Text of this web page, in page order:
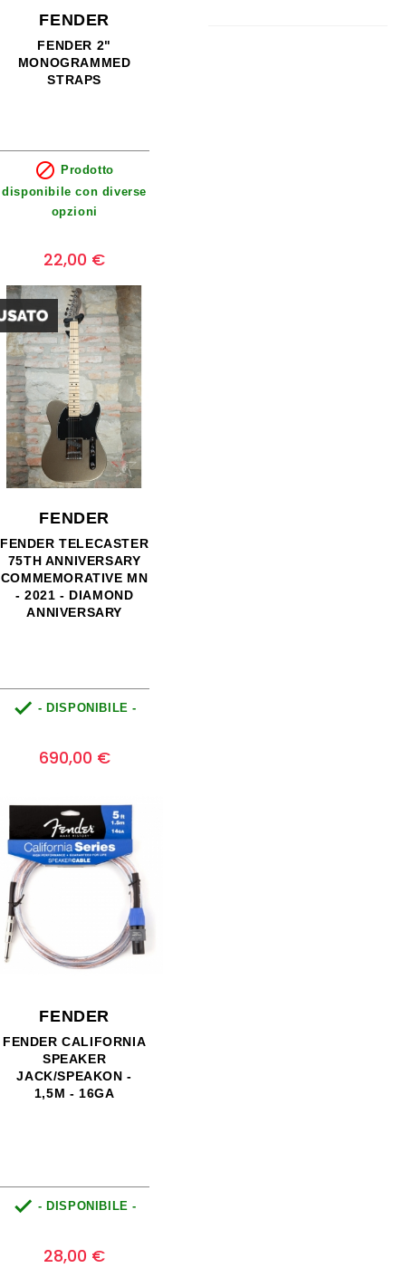
FENDER
FENDER 2"
MONOGRAMMED
STRAPS
 Prodotto
disponibile con diverse
opzioni
22,00 €
FENDER
FENDER TELECASTER
75TH ANNIVERSARY
COMMEMORATIVE MN
- 2021 - DIAMOND
ANNIVERSARY
 - DISPONIBILE -
690,00 €
FENDER
FENDER CALIFORNIA
SPEAKER
JACK/SPEAKON -
1,5M - 16GA
 - DISPONIBILE -
28,00 €